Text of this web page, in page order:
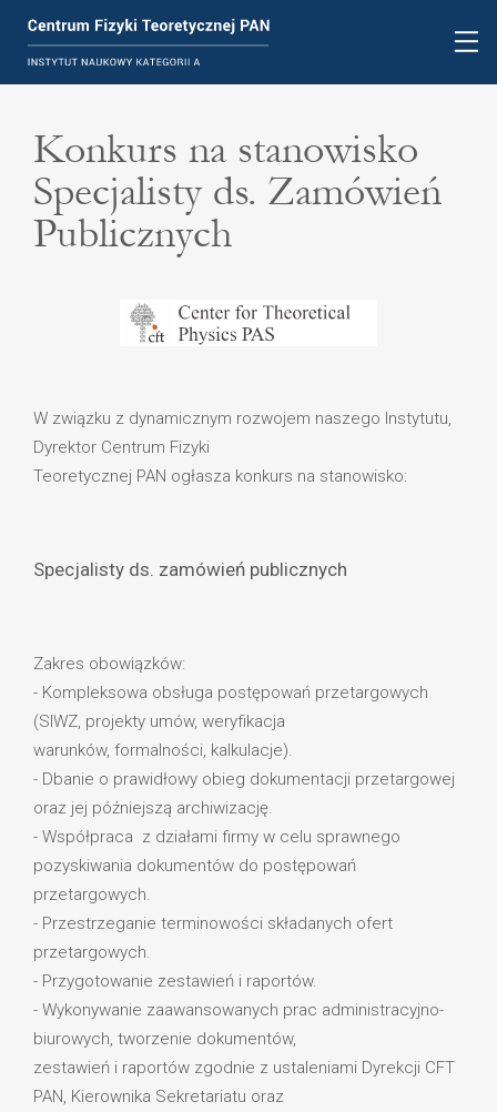
Konkurs na stanowisko
Specjalisty ds. Zamówień
Publicznych
W związku z dynamicznym rozwojem naszego Instytutu,
Dyrektor Centrum Fizyki
Teoretycznej PAN ogłasza konkurs na stanowisko:
Specjalisty ds. zamówień publicznych
Zakres obowiązków:
- Kompleksowa obsługa postępowań przetargowych
(SIWZ, projekty umów, weryfikacja
warunków, formalności, kalkulacje).
- Dbanie o prawidłowy obieg dokumentacji przetargowej
oraz jej późniejszą archiwizację.
- Współpraca z działami firmy w celu sprawnego
pozyskiwania dokumentów do postępowań
przetargowych.
- Przestrzeganie terminowości składanych ofert
przetargowych.
- Przygotowanie zestawień i raportów.
- Wykonywanie zaawansowanych prac administracyjno-
biurowych, tworzenie dokumentów,
zestawień i raportów zgodnie z ustaleniami Dyrekcji CFT
PAN, Kierownika Sekretariatu oraz